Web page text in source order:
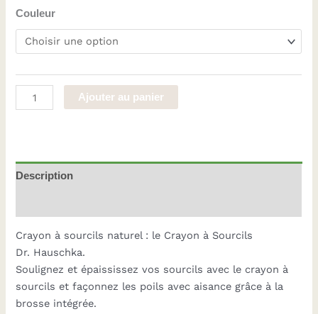
Couleur
quantité
de
Sourcils
Dr. Hauschka
Ajouter au panier
Description
Crayon à sourcils naturel : le Crayon à Sourcils
Dr. Hauschka.
Soulignez et épaississez vos sourcils avec le crayon à
sourcils et façonnez les poils avec aisance grâce à la
brosse intégrée.